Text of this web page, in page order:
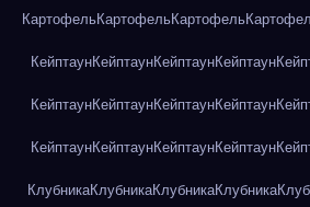
КартофельКартофельКартофель
КейптаунКейптаунКейптаунКейптаун
КейптаунКейптаунКейптаунКейптаун
КейптаунКейптаунКейптаунКейптаун
КлубникаКлубникаКлубникаКлубника